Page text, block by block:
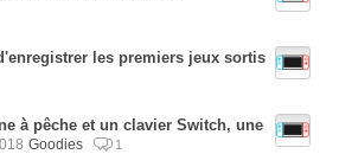
les premiers jeux sortis
à pêche et un clavier Switch, une
Goodies 1